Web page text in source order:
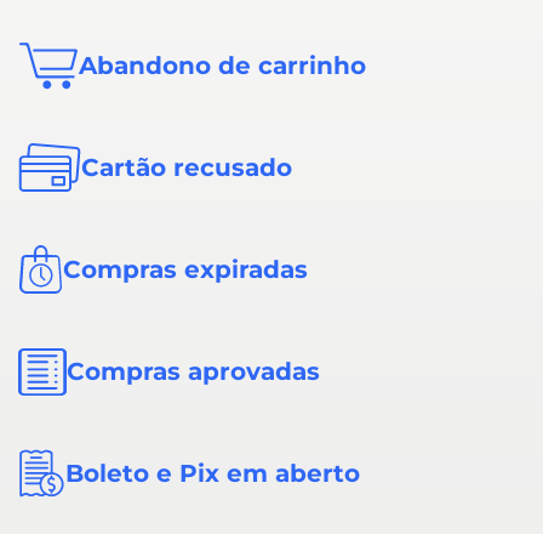
Abandono de carrinho
Cartão recusado
Compras expiradas
Compras aprovadas
Boleto e Pix em aberto